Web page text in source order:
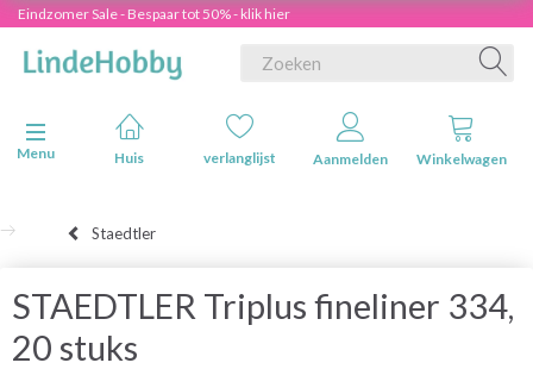
Eindzomer Sale - Bespaar tot 50% - klik hier
Navigatie in-/uitschakelen
Menu
Huis verlanglijst Aanmelden Winkelwagen
Staedtler
STAEDTLER Triplus fineliner 334,
20 stuks